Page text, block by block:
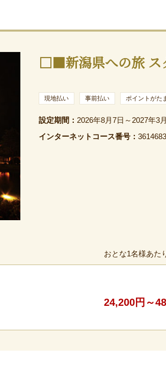
□■新潟県への旅 ス
現地払い 事前払い ポイントがた
設定期間： 2026年8月7日～2027年3
インターネットコース番号：
おとな1名様あた
24,200円～